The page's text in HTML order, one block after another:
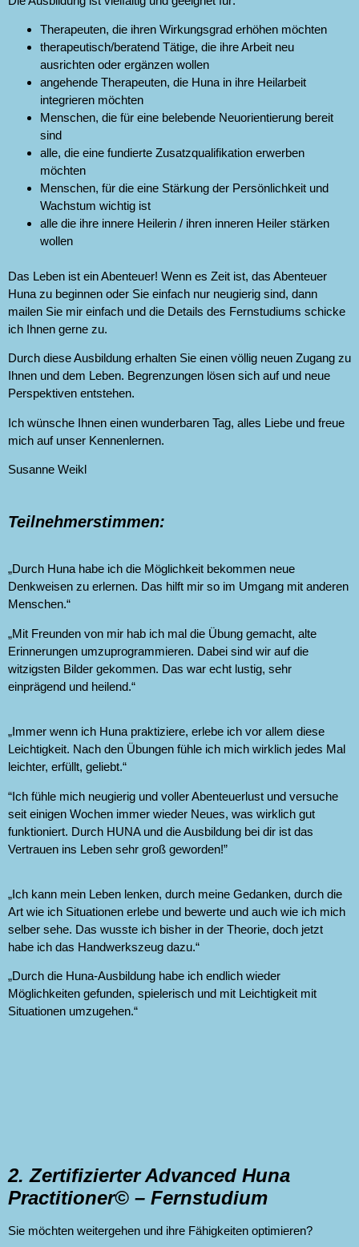
Therapeuten, die ihren Wirkungsgrad erhöhen möchten
therapeutisch/beratend Tätige, die ihre Arbeit neu
ausrichten oder ergänzen wollen
angehende Therapeuten, die Huna in ihre Heilarbeit
integrieren möchten
Menschen, die für eine belebende Neuorientierung bereit
sind
alle, die eine fundierte Zusatzqualifikation erwerben
möchten
Menschen, für die eine Stärkung der Persönlichkeit und
Wachstum wichtig ist
alle die ihre innere Heilerin / ihren inneren Heiler stärken
wollen
Das Leben ist ein Abenteuer! Wenn es Zeit ist, das Abenteuer
Huna zu beginnen oder Sie einfach nur neugierig sind, dann
mailen Sie mir einfach und die Details des Fernstudiums schicke
ich Ihnen gerne zu.
Durch diese Ausbildung erhalten Sie einen völlig neuen Zugang zu
Ihnen und dem Leben. Begrenzungen lösen sich auf und neue
Perspektiven entstehen.
Ich wünsche Ihnen einen wunderbaren Tag, alles Liebe und freue
mich auf unser Kennenlernen.
Susanne Weikl
Teilnehmerstimmen:
„Durch Huna habe ich die Möglichkeit bekommen neue
Denkweisen zu erlernen. Das hilft mir so im Umgang mit anderen
Menschen.“
„Mit Freunden von mir hab ich mal die Übung gemacht, alte
Erinnerungen umzuprogrammieren. Dabei sind wir auf die
witzigsten Bilder gekommen. Das war echt lustig, sehr
einprägend und heilend.“
„Immer wenn ich Huna praktiziere, erlebe ich vor allem diese
Leichtigkeit. Nach den Übungen fühle ich mich wirklich jedes Mal
leichter, erfüllt, geliebt.“
“Ich fühle mich neugierig und voller Abenteuerlust und versuche
seit einigen Wochen immer wieder Neues, was wirklich gut
funktioniert. Durch HUNA und die Ausbildung bei dir ist das
Vertrauen ins Leben sehr groß geworden!”
„Ich kann mein Leben lenken, durch meine Gedanken, durch die
Art wie ich Situationen erlebe und bewerte und auch wie ich mich
selber sehe. Das wusste ich bisher in der Theorie, doch jetzt
habe ich das Handwerkszeug dazu.“
„Durch die Huna-Ausbildung habe ich endlich wieder
Möglichkeiten gefunden, spielerisch und mit Leichtigkeit mit
Situationen umzugehen.“
2. Zertifizierter Advanced Huna
Practitioner© – Fernstudium
Sie möchten weitergehen und ihre Fähigkeiten optimieren?